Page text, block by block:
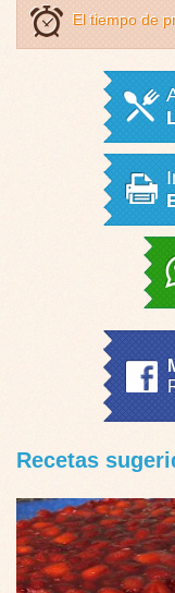
El tiempo de
Recetas